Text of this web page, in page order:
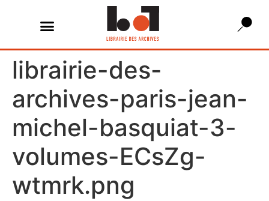
librairie-des-
archives-paris-jean-
michel-basquiat-3-
volumes-ECsZg-
wtmrk.png